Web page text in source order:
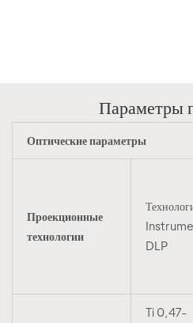
Параметры
Оптические параметры
Проекционные
технологии
DLP
Ti 0,47-